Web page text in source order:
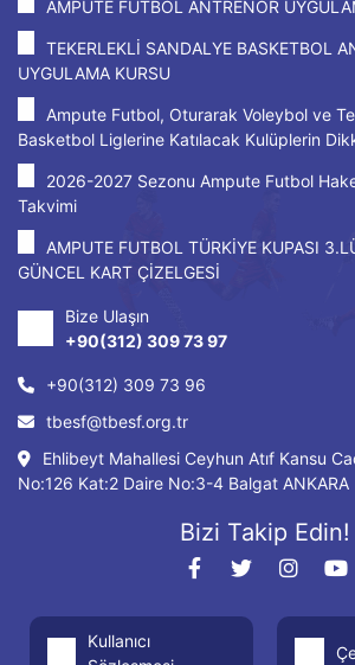
AMPUTE FUTBOL ANTRENÖR
TEKERLEKLİ SANDALYE BASKETBOL
UYGULAMA KURSU
Ampute Futbol, Oturarak Voleybol ve
Basketbol Liglerine Katılacak Kulüplerin
2026-2027 Sezonu Ampute Futbol
Takvimi
AMPUTE FUTBOL TÜRKİYE KUPASI
GÜNCEL KART ÇİZELGESİ
Bize Ulaşın
+90(312) 309 73 97
+90(312) 309 73 96
tbesf@tbesf.org.tr
Ehlibeyt Mahallesi Ceyhun Atıf Kansu
No:126 Kat:2 Daire No:3-4 Balgat ANKARA
Bizi Takip Edin!
Kullanıcı